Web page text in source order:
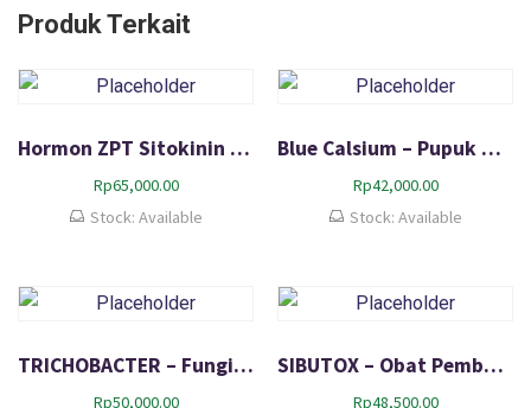
Produk Terkait
Hormon ZPT Sitokinin Pembentuk Tunas Batang dan Daun
Rp65,000.00
Stock: Available
Blue Calsium – Pupuk mengobati kerontokan bunga & buah pencegah layu
Rp42,000.00
Stock: Available
TRICHOBACTER – Fungisida organik untuk mengatasi penyakit layu bakteri
Rp50,000.00
SIBUTOX – Obat Pembasmi Bekicot, Hama Siput, Siput babi, Keong dan moluska yang lain
Rp48,500.00